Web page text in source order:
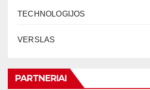
TECHNOLOGIJOS
VERSLAS
PARTNERIAI